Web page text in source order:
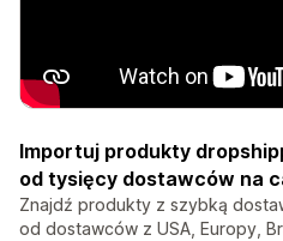
Importuj produkty
od tysięcy dostawców na
Znajdź produkty z szybką
od dostawców z USA, Europy,